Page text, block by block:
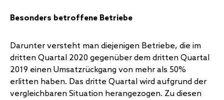
Besonders betroffene Betriebe
Darunter versteht man diejenigen Betriebe, die im
dritten Quartal 2020 gegenüber dem dritten Quartal
2019 einen Umsatzrückgang von mehr als 50%
erlitten haben. Das dritte Quartal wird aufgrund der
vergleichbaren Situation herangezogen. Zu diesen